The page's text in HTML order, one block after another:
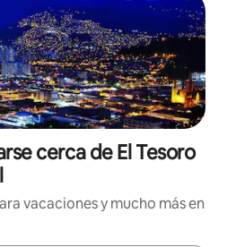
cerca de El Tesoro
vacaciones y mucho más en